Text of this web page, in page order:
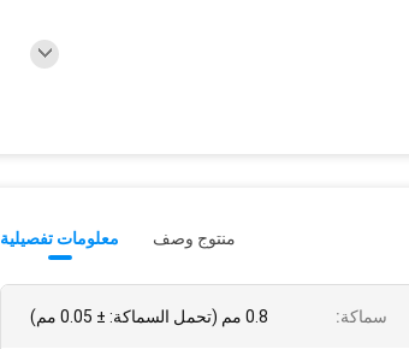
معلومات تفصيلية منتوج وصف
سماكة: 0.8 مم (تحمل السماكة: ± 0.05 مم)